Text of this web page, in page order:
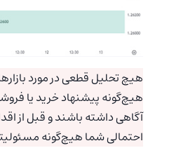
هیچ تحلیل قطعی در مورد
هیچ‌گونه پیشنهاد خرید یا
آگاهی داشته باشند و قبل از
احتمالی شما هیچ‌گونه